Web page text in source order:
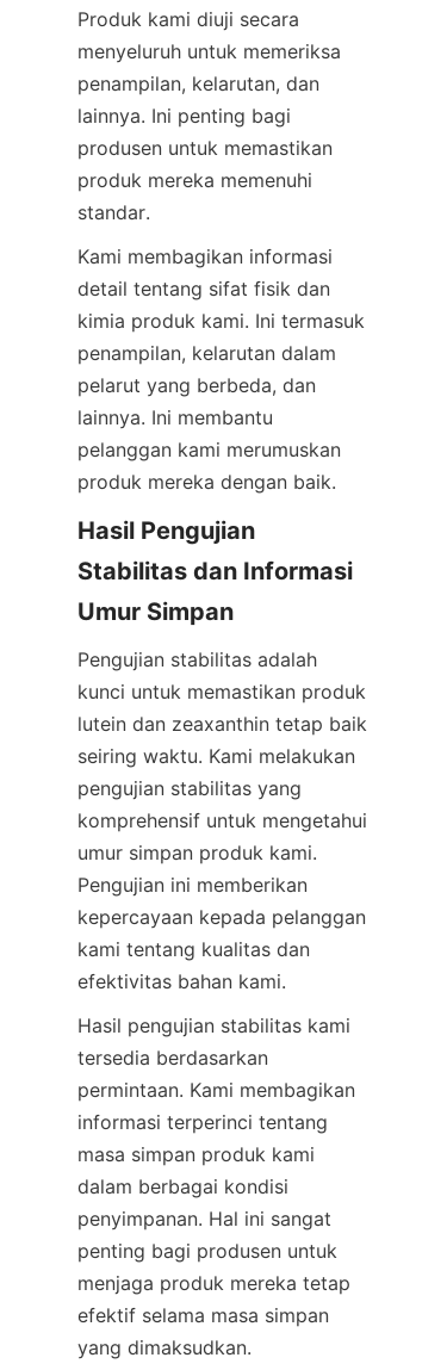
Produk kami diuji secara
menyeluruh untuk memeriksa
penampilan, kelarutan, dan
lainnya. Ini penting bagi
produsen untuk memastikan
produk mereka memenuhi
standar.
Kami membagikan informasi
detail tentang sifat fisik dan
kimia produk kami. Ini termasuk
penampilan, kelarutan dalam
pelarut yang berbeda, dan
lainnya. Ini membantu
pelanggan kami merumuskan
produk mereka dengan baik.
Hasil Pengujian
Stabilitas dan Informasi
Umur Simpan
Pengujian stabilitas adalah
kunci untuk memastikan produk
lutein dan zeaxanthin tetap baik
seiring waktu. Kami melakukan
pengujian stabilitas yang
komprehensif untuk mengetahui
umur simpan produk kami.
Pengujian ini memberikan
kepercayaan kepada pelanggan
kami tentang kualitas dan
efektivitas bahan kami.
Hasil pengujian stabilitas kami
tersedia berdasarkan
permintaan. Kami membagikan
informasi terperinci tentang
masa simpan produk kami
dalam berbagai kondisi
penyimpanan. Hal ini sangat
penting bagi produsen untuk
menjaga produk mereka tetap
efektif selama masa simpan
yang dimaksudkan.